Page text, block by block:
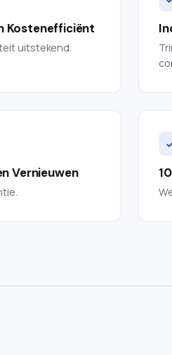
Kostenefficiënt
uitstekend.
Vernieuwen